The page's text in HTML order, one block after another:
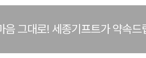
음 그대로! 세종기프트가 약속드